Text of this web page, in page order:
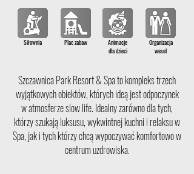
Siłownia Plac zabaw
Animacje
dla dzieci
Organizacja
wesel
Szczawnica Park Resort & Spa to kompleks trzech
wyjątkowych obiektów, których ideą jest odpoczynek
w atmosferze slow life. Idealny zarówno dla tych,
którzy szukają luksusu, wykwintnej kuchni i relaksu w
Spa, jak i tych którzy chcą wypoczywać komfortowo w
centrum uzdrowiska.